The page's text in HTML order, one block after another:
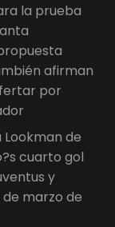
la prueba
afirman
por
Lookman de
cuarto gol
y
marzo de